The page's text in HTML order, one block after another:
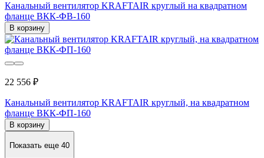
Канальный вентилятор KRAFTAIR круглый на квадратном
фланце ВКК-ФВ-160
В корзину
22 556 ₽
Канальный вентилятор KRAFTAIR круглый, на квадратном
фланце ВКК-ФП-160
В корзину
Показать еще 40